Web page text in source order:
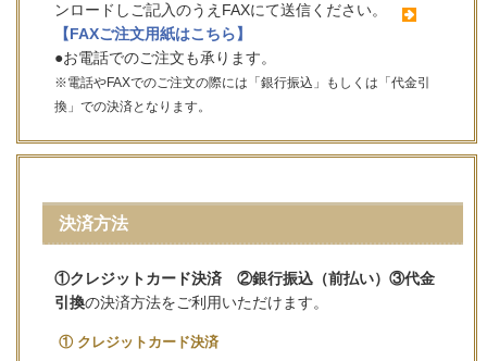
ンロードしご記入のうえFAXにて送信ください。
【FAXご注文用紙はこちら】
●お電話でのご注文も承ります。
※電話やFAXでのご注文の際には「銀行振込」もしくは「代金引
換」での決済となります。
決済方法
①クレジットカード決済 ②銀行振込（前払い）③代金
引換の決済方法をご利用いただけます。
① クレジットカード決済